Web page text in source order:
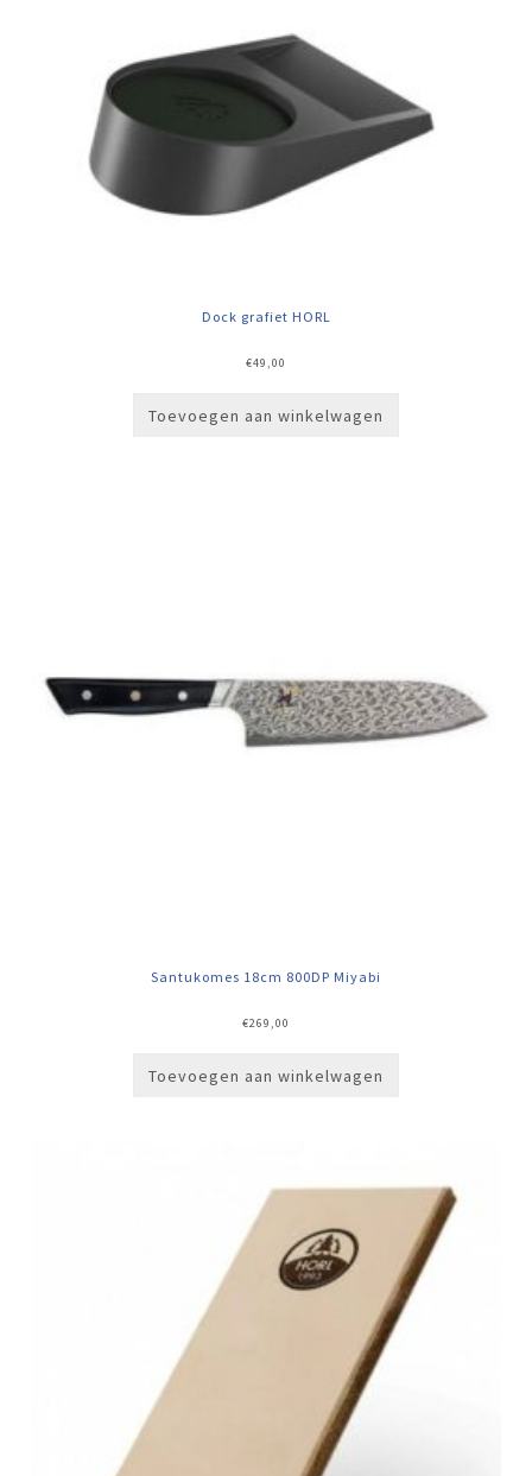
Dock grafiet HORL
€49,00
Toevoegen aan winkelwagen
Santukomes 18cm 800DP Miyabi
€269,00
Toevoegen aan winkelwagen